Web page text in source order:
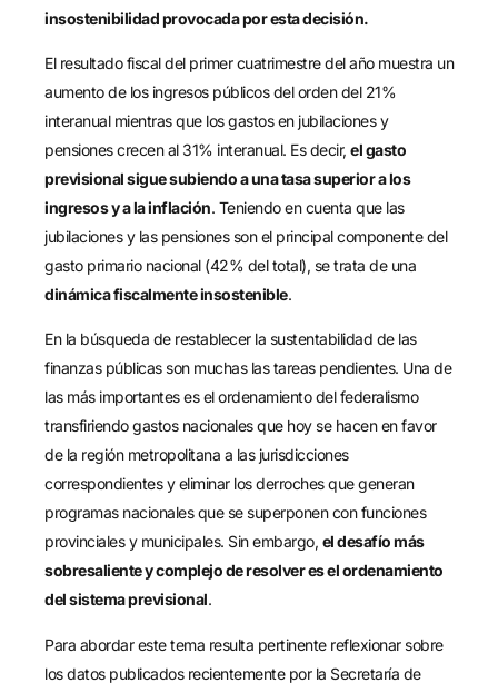
insostenibilidad provocada por esta decisión.
El resultado fiscal del primer cuatrimestre del año muestra un
aumento de los ingresos públicos del orden del 21%
interanual mientras que los gastos en jubilaciones y
pensiones crecen al 31% interanual. Es decir, el gasto
previsional sigue subiendo a una tasa superior a los
ingresos y a la inflación. Teniendo en cuenta que las
jubilaciones y las pensiones son el principal componente del
gasto primario nacional (42% del total), se trata de una
dinámica fiscalmente insostenible.
En la búsqueda de restablecer la sustentabilidad de las
finanzas públicas son muchas las tareas pendientes. Una de
las más importantes es el ordenamiento del federalismo
transfiriendo gastos nacionales que hoy se hacen en favor
de la región metropolitana a las jurisdicciones
correspondientes y eliminar los derroches que generan
programas nacionales que se superponen con funciones
provinciales y municipales. Sin embargo, el desafío más
sobresaliente y complejo de resolver es el ordenamiento
del sistema previsional.
Para abordar este tema resulta pertinente reflexionar sobre
los datos publicados recientemente por la Secretaría de